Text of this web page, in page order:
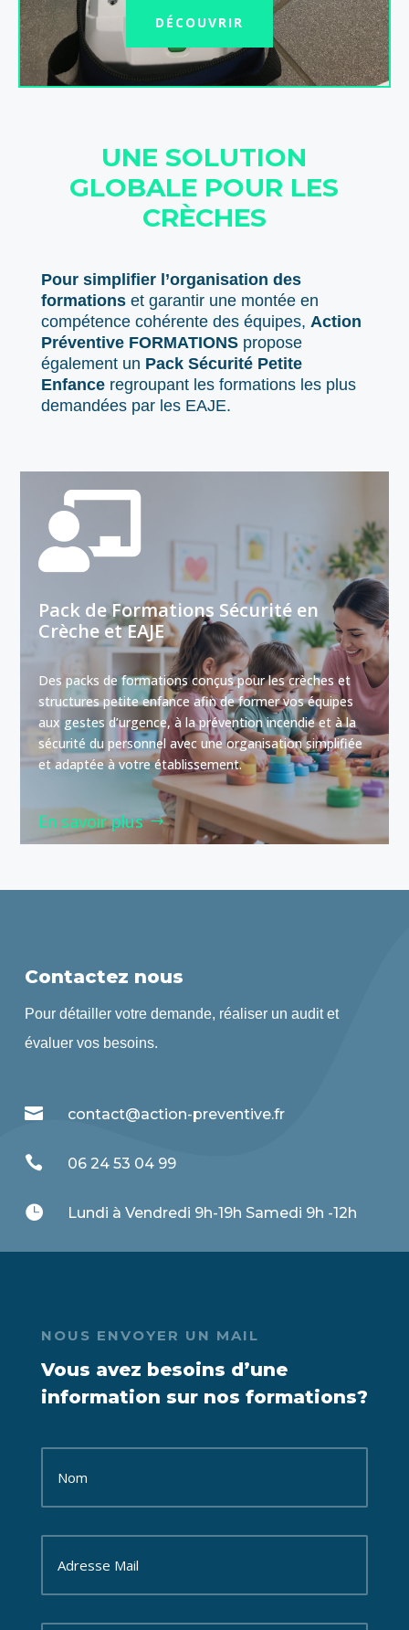
DÉCOUVRIR
UNE SOLUTION
GLOBALE POUR LES
CRÈCHES
Pour simplifier l’organisation des
formationset garantir une montée en
compétence cohérente des équipes, Action
Préventive FORMATIONSpropose
également un Pack Sécurité Petite
Enfanceregroupant les formations les plus
demandées par les EAJE.

Pack de Formations Sécurité en
Crèche et EAJE
Des packs de formations conçus pour les crèches et
structures petite enfance afin de former vos équipes
aux gestes d’urgence, à la prévention incendie et à la
sécurité du personnel avec une organisation simplifiée
et adaptée à votre établissement.
En savoir plus
Contactez nous
Pour détailler votre demande, réaliser un audit et
évaluer vos besoins.
 contact@action-preventive.fr
 06 24 53 04 99
 Lundi à Vendredi 9h-19h Samedi 9h -12h
NOUS ENVOYER UN MAIL
Vous avez besoins d’une
information sur nos formations?